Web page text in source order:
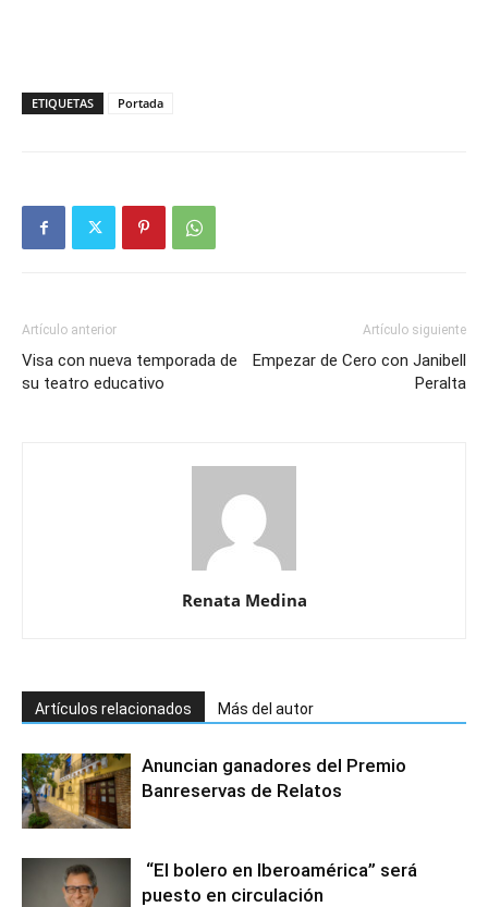
ETIQUETAS Portada
Artículo anterior
Visa con nueva temporada de
su teatro educativo
Artículo siguiente
Empezar de Cero con Janibell
Peralta
Renata Medina
Artículos relacionados Más del autor
Anuncian ganadores del Premio
Banreservas de Relatos
“El bolero en Iberoamérica” será
puesto en circulación